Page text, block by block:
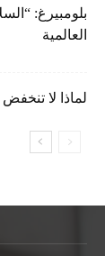
بلومبيرغ:
العالمية
لماذا لا